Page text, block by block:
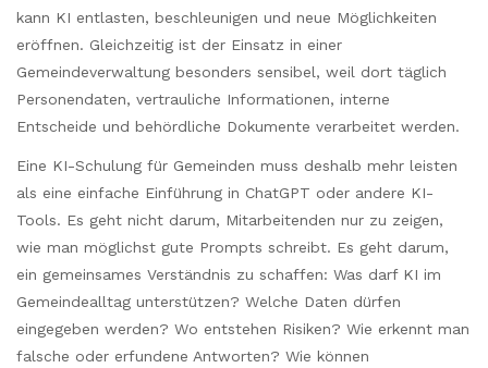
kann KI entlasten, beschleunigen und neue Möglichkeiten
eröffnen. Gleichzeitig ist der Einsatz in einer
Gemeindeverwaltung besonders sensibel, weil dort täglich
Personendaten, vertrauliche Informationen, interne
Entscheide und behördliche Dokumente verarbeitet werden.
Eine KI-Schulung für Gemeinden muss deshalb mehr leisten
als eine einfache Einführung in ChatGPT oder andere KI-
Tools. Es geht nicht darum, Mitarbeitenden nur zu zeigen,
wie man möglichst gute Prompts schreibt. Es geht darum,
ein gemeinsames Verständnis zu schaffen: Was darf KI im
Gemeindealltag unterstützen? Welche Daten dürfen
eingegeben werden? Wo entstehen Risiken? Wie erkennt man
falsche oder erfundene Antworten? Wie können